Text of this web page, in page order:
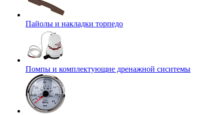
Пайолы и накладки торпедо
Помпы и комплектующие дренажной сиситемы